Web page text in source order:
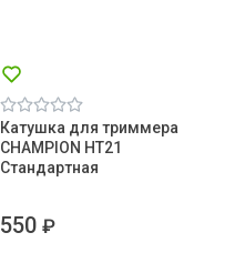
Катушка для триммера
CHAMPION HT21
Стандартная
550₽